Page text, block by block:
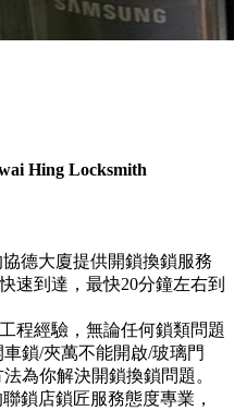
Hing Locksmith
德大廈提供開鎖換鎖服務
速到達，最快20分鐘左右到
程經驗，無論任何鎖類問題
鎖/夾萬不能開啟/玻璃門
為你解決開鎖換鎖問題。
鎖店鎖匠服務態度專業，